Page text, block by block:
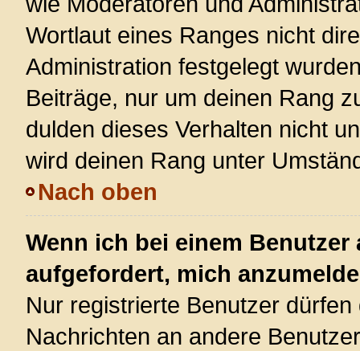
Wortlaut eines Ranges nicht
Administration festgelegt
Beiträge, nur um deinen Rang
dulden dieses Verhalten nicht
wird deinen Rang unter
Nach oben
Wenn ich bei einem
aufgefordert, mich
Nur registrierte Benutzer
Nachrichten an andere